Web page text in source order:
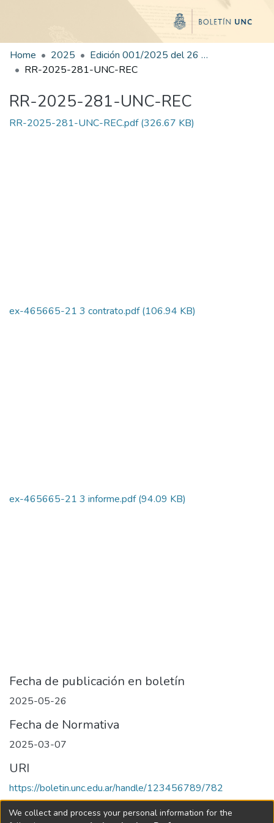
Home 2025
Edición 001/2025 del 26 de mayo de 2025
RR-2025-281-UNC-REC
RR-2025-281-UNC-REC
RR-2025-281-UNC-REC.pdf(326.67 KB)
ex-465665-21 3 contrato.pdf(106.94 KB)
ex-465665-21 3 informe.pdf(94.09 KB)
Fecha de publicación en boletín
2025-05-26
Fecha de Normativa
2025-03-07
URI
https://boletin.unc.edu.ar/handle/123456789/782
Collections
We collect and process your personal information for the